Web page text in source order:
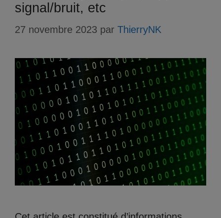
signal/bruit, etc
27 novembre 2023 par ThierryNK